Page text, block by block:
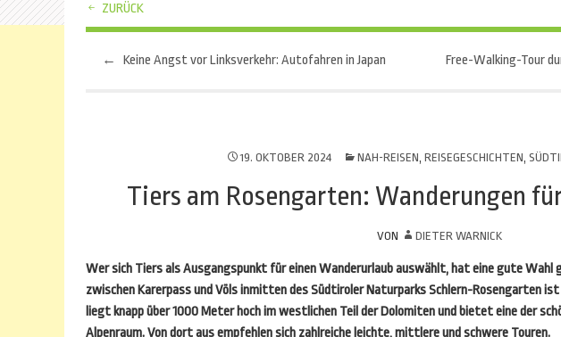
ZURÜCK
Beitragsnavigation
← Keine Angst vor Linksverkehr: Autofahren in Japan
19. OKTOBER 2024 NAH-REISEN, REISEGESCHICHTEN,
Tiers am Rosengarten: Wanderungen
VON DIETER WARNICK
Wer sich Tiers als Ausgangspunkt für einen Wanderurlaub auswählt, hat eine gute
zwischen Karerpass und Völs inmitten des Südtiroler Naturparks Schlern-Rosengarten
liegt knapp über 1000 Meter hoch im westlichen Teil der Dolomiten und bietet eine der
Alpenraum. Von dort aus empfehlen sich zahlreiche leichte, mittlere und schwere Touren.